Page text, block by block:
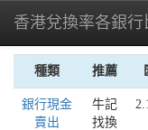
香港兌換率各銀行
種類 推薦
銀行現金
賣出
牛記
找換